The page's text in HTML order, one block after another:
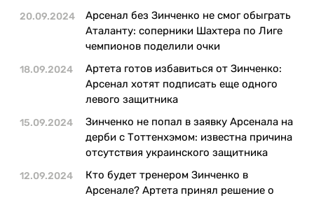
20.09.2024
Арсенал без Зинченко не смог обыграть
Аталанту: соперники Шахтера по Лиге
чемпионов поделили очки
18.09.2024
Артета готов избавиться от Зинченко:
Арсенал хотят подписать еще одного
левого защитника
15.09.2024
Зинченко не попал в заявку Арсенала на
дерби с Тоттенхэмом: известна причина
отсутствия украинского защитника
12.09.2024
Кто будет тренером Зинченко в
Арсенале? Артета принял решение о